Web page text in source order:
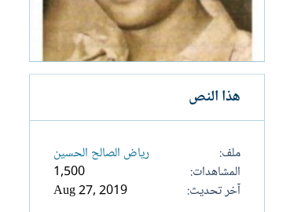
هذا النص
ملف
رياض الصالح الحسين
المشاهدات
1,500
آخر تحديث
Aug 27, 2019